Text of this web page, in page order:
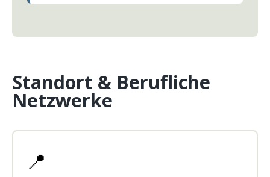
Standort & Berufliche
Netzwerke
📍